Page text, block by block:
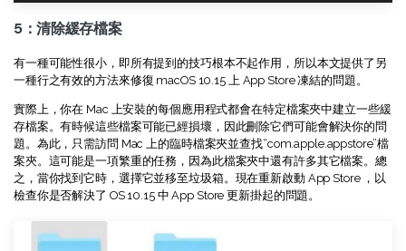
5：清除緩存檔案
有一種可能性很小，即所有提到的技巧根本不起作用，所以本文提供了另
一種行之有效的方法來修復 macOS 10.15 上 App Store 凍結的問題。
實際上，你在 Mac 上安裝的每個應用程式都會在特定檔案夾中建立一些緩
存檔案。有時候這些檔案可能已經損壞，因此刪除它們可能會解決你的問
題。為此，只需訪問 Mac 上的臨時檔案夾並查找“com.apple.appstore”檔
案夾。這可能是一項繁重的任務，因為此檔案夾中還有許多其它檔案。總
之，當你找到它時，選擇它並移至垃圾箱。現在重新啟動 App Store ，以
檢查你是否解決了 OS 10.15 中 App Store 更新掛起的問題。